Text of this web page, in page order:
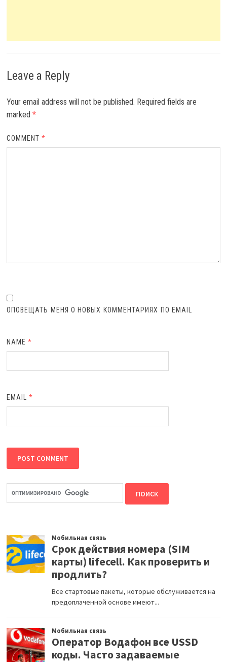
Leave a Reply
Your email address will not be published. Required fields are
marked *
COMMENT*
ОПОВЕЩАТЬ МЕНЯ О НОВЫХ КОММЕНТАРИЯХ ПО EMAIL
NAME*
EMAIL*